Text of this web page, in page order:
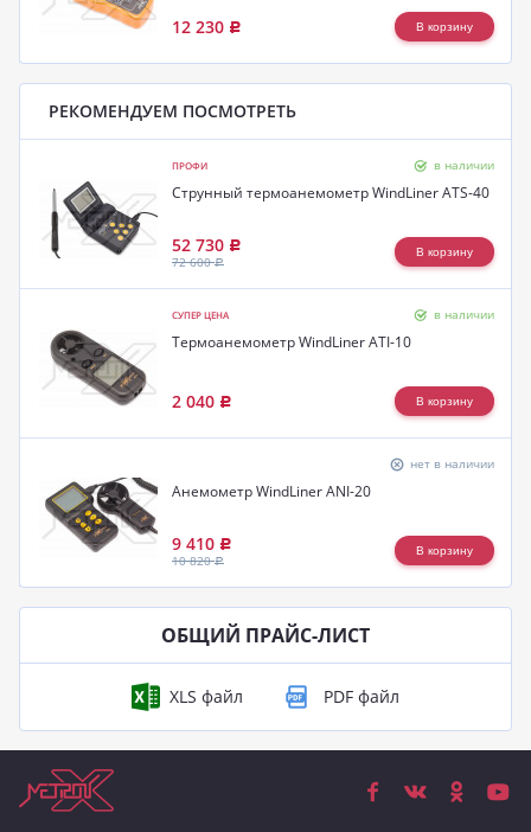
12 230 Р
РЕКОМЕНДУЕМ ПОСМОТРЕТЬ
ПРОФИ в наличии
Струнный термоанемометр WindLiner ATS-40
52 730 Р
72 600Р
СУПЕР ЦЕНА в наличии
Термоанемометр WindLiner ATI-10
2 040 Р
нет в наличии
Анемометр WindLiner ANI-20
9 410 Р
10 820Р
ОБЩИЙ ПРАЙС-ЛИСТ